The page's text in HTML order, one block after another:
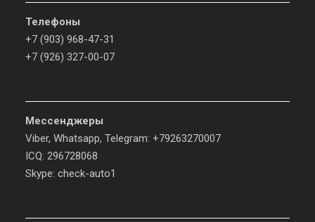
Телефоны
+7 (903) 968-47-31
+7 (926) 327-00-07
Мессенджеры
Viber, Whatsapp, Telegram: +79263270007
ICQ: 296728068
Skype: check-auto1